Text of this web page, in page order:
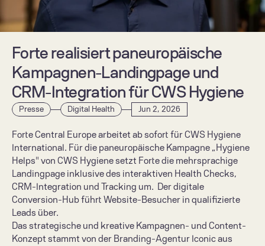
Forte Central Europe arbeitet ab sofort für CWS Hygiene
International. Für die paneuropäische Kampagne „Hygiene
Helps" von CWS Hygiene setzt Forte die mehrsprachige
Landingpage inklusive des interaktiven Health Checks,
CRM-Integration und Tracking um.  Der digitale
Conversion-Hub führt Website-Besucher in qualifizierte
Leads über.
Das strategische und kreative Kampagnen- und Content-
Konzept stammt von der Branding-Agentur Iconic aus
Forte realisiert paneuropäische
Kampagnen-Landingpage und
CRM-Integration für CWS Hygiene
Presse Digital Health Jun 2, 2026